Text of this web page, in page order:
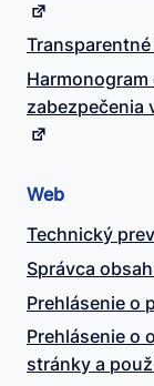
zabezpečenia
Web
Technický
Správca
Prehlásenie o
Prehlásenie o
stránky a